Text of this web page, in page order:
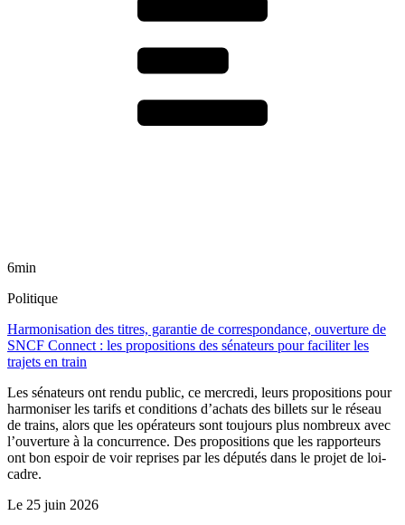
6min
Politique
Harmonisation des titres, garantie de correspondance, ouverture de
SNCF Connect : les propositions des sénateurs pour faciliter les
trajets en train
Les sénateurs ont rendu public, ce mercredi, leurs propositions pour
harmoniser les tarifs et conditions d’achats des billets sur le réseau
de trains, alors que les opérateurs sont toujours plus nombreux avec
l’ouverture à la concurrence. Des propositions que les rapporteurs
ont bon espoir de voir reprises par les députés dans le projet de loi-
cadre.
Le 25 juin 2026